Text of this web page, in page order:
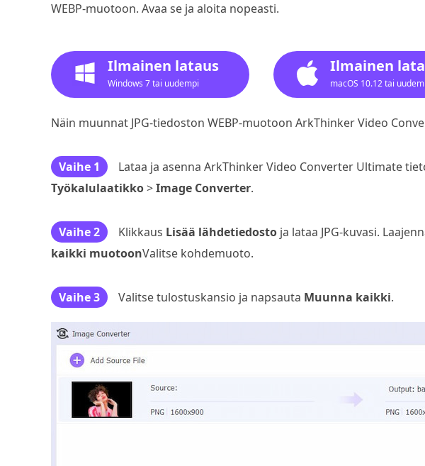
WEBP-muotoon. Avaa se ja aloita nopeasti.
Ilmainen lataus
Windows 7 tai uudempi
Ilmainen
macOS 10.12 tai
Näin muunnat JPG-tiedoston WEBP-muotoon ArkThinker Video
Vaihe 1
Lataa ja asenna ArkThinker Video Converter Ultimate
Työkalulaatikko>Image Converter.
Vaihe 2 Klikkaus Lisää lähdetiedosto ja lataa JPG-kuvasi.
kaikki muotoonValitse kohdemuoto.
Vaihe 3 Valitse tulostuskansio ja napsauta Muunna kaikki.